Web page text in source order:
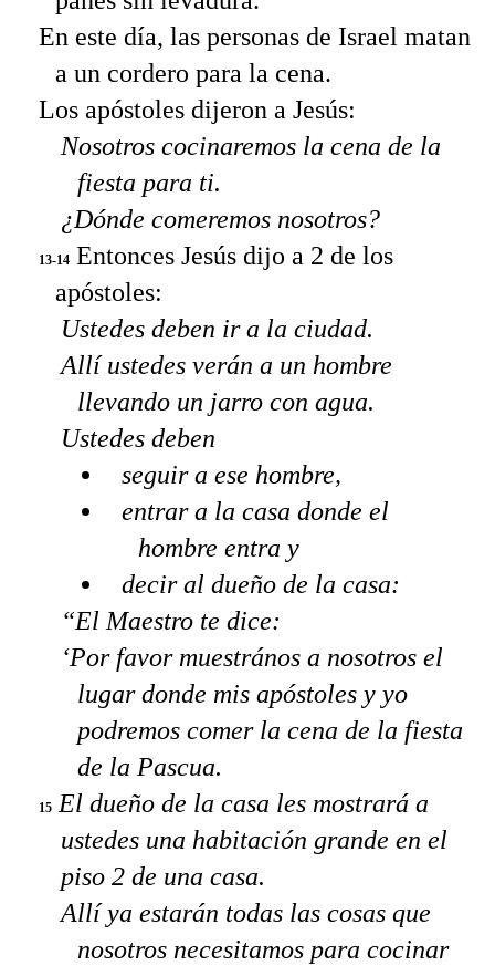
En este día, las personas de Israel matan
a un cordero para la cena.
Los apóstoles dijeron a Jesús:
Nosotros cocinaremos la cena de la
fiesta para ti.
¿Dónde comeremos nosotros?
13-14 Entonces Jesús dijo a 2 de los
apóstoles:
Ustedes deben ir a la ciudad.
Allí ustedes verán a un hombre
llevando un jarro con agua.
Ustedes deben
seguir a ese hombre,
entrar a la casa donde el
hombre entra y
decir al dueño de la casa:
“El Maestro te dice:
‘Por favor muestrános a nosotros el
lugar donde mis apóstoles y yo
podremos comer la cena de la fiesta
de la Pascua.
15 El dueño de la casa les mostrará a
ustedes una habitación grande en el
piso 2 de una casa.
Allí ya estarán todas las cosas que
nosotros necesitamos para cocinar